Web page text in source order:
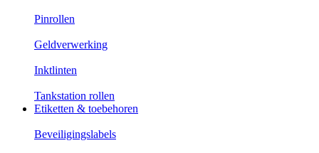
Pinrollen
Geldverwerking
Inktlinten
Tankstation rollen
Etiketten & toebehoren
Beveiligingslabels